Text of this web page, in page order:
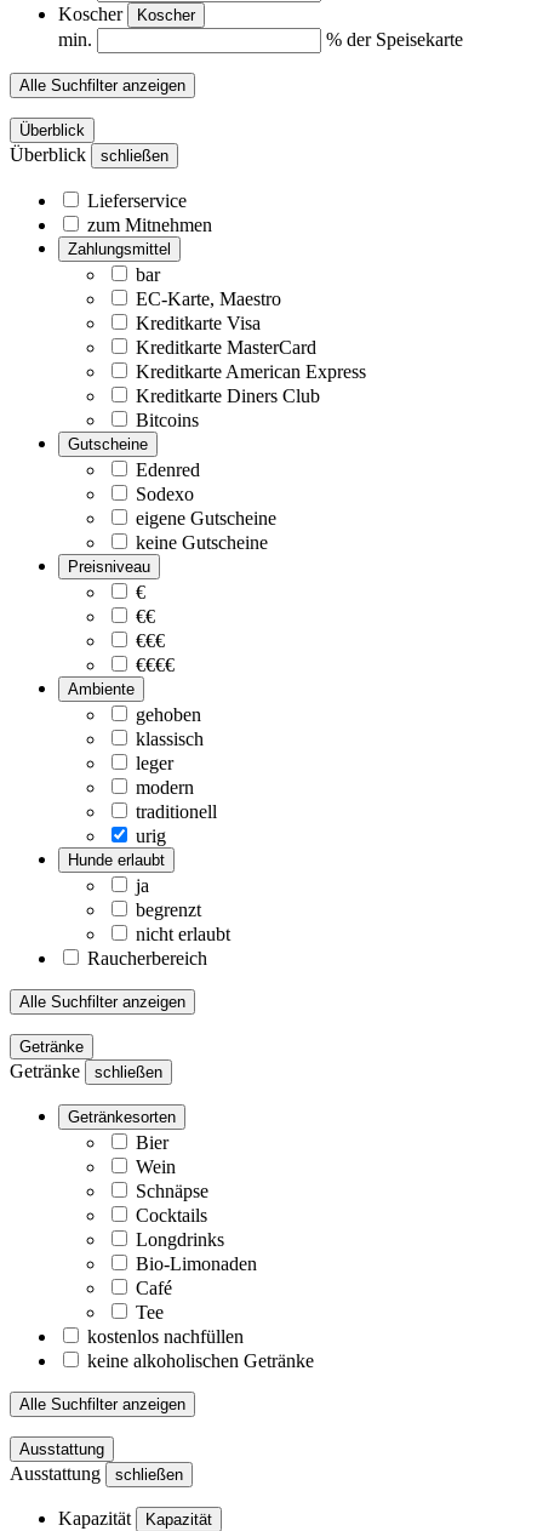
Koscher
Koscher
min. % der Speisekarte
Alle Suchfilter anzeigen
Überblick
Überblick schließen
Lieferservice
zum Mitnehmen
Zahlungsmittel
bar
EC-Karte, Maestro
Kreditkarte Visa
Kreditkarte MasterCard
Kreditkarte American Express
Kreditkarte Diners Club
Bitcoins
Gutscheine
Edenred
Sodexo
eigene Gutscheine
keine Gutscheine
Preisniveau
€
€€
€€€
€€€€
Ambiente
gehoben
klassisch
leger
modern
traditionell
urig
Hunde erlaubt
ja
begrenzt
nicht erlaubt
Raucherbereich
Alle Suchfilter anzeigen
Getränke
Getränke schließen
Getränkesorten
Bier
Wein
Schnäpse
Cocktails
Longdrinks
Bio-Limonaden
Café
Tee
kostenlos nachfüllen
keine alkoholischen Getränke
Alle Suchfilter anzeigen
Ausstattung
Ausstattung schließen
Kapazität Kapazität